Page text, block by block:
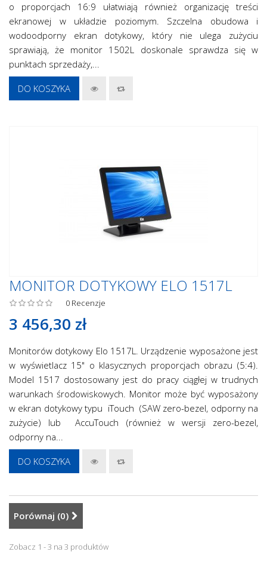
o proporcjach 16:9 ułatwiają również organizację treści
ekranowej w układzie poziomym. Szczelna obudowa i
wodoodporny ekran dotykowy, który nie ulega zużyciu
sprawiają, że monitor 1502L doskonale sprawdza się w
punktach sprzedaży,...
DO KOSZYKA
MONITOR DOTYKOWY ELO 1517L
0 Recenzje
3 456,30 zł
Monitorów dotykowy Elo 1517L. Urządzenie wyposażone jest
w wyświetlacz 15" o klasycznych proporcjach obrazu (5:4).
Model 1517 dostosowany jest do pracy ciągłej w trudnych
warunkach środowiskowych. Monitor może być wyposażony
w ekran dotykowy typu iTouch (SAW zero-bezel, odporny na
zużycie) lub AccuTouch (również w wersji zero-bezel,
odporny na...
DO KOSZYKA
Porównaj (0)
Zobacz 1 - 3 na 3 produktów